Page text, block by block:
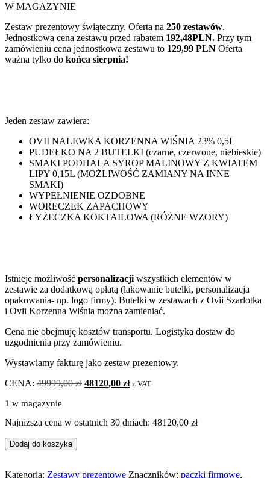
W MAGAZYNIE
Zestaw prezentowy świąteczny. Oferta na 250 zestawów.
Jednostkowa cena zestawu przed rabatem 192,48PLN. Przy tym
zamówieniu cena jednostkowa zestawu to 129,99 PLN Oferta
ważna tylko do końca sierpnia!
Jeden zestaw zawiera:
OVII NALEWKA KORZENNA WIŚNIA 23% 0,5L
PUDEŁKO NA 2 BUTELKI (czarne, czerwone, niebieskie)
SMAKI PODHALA SYROP MALINOWY Z KWIATEM
LIPY 0,15L (MOŻLIWOŚĆ ZAMIANY NA INNE
SMAKI)
WYPEŁNIENIE OZDOBNE
WORECZEK ZAPACHOWY
ŁYŻECZKA KOKTAILOWA (RÓŻNE WZORY)
Istnieje możliwość personalizacji wszystkich elementów w
zestawie za dodatkową opłatą (lakowanie butelki, personalizacja
opakowania- np. logo firmy). Butelki w zestawach z Ovii Szarlotka
i Ovii Korzenna Wiśnia można zamieniać.
Cena nie obejmuję kosztów transportu. Logistyka dostaw do
uzgodnienia przy zamówieniu.
Wystawiamy fakturę jako zestaw prezentowy.
CENA: 49999,00zł Pierwotna
48120,00 złAktualna
z VAT
1 w magazynie
Najniższa cena w ostatnich 30 dniach: 48120,00 zł
Dodaj do koszyka
Kategoria: Zestawy prezentowe Znaczników: paczki firmowe,